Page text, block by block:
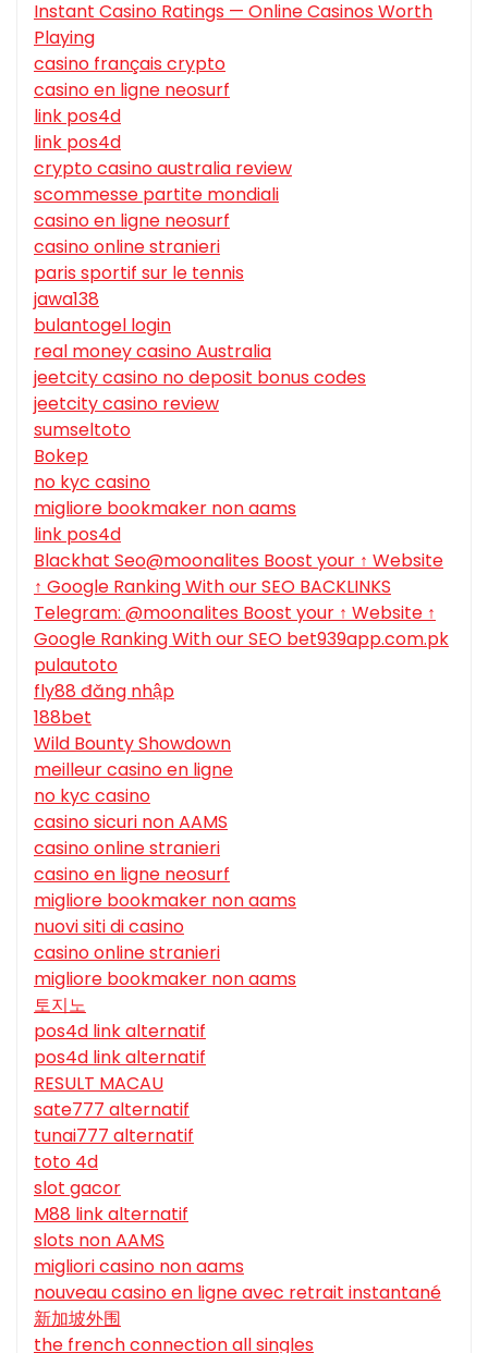
Instant Casino Ratings — Online Casinos Worth
Playing
casino français crypto
casino en ligne neosurf
link pos4d
link pos4d
crypto casino australia review
scommesse partite mondiali
casino en ligne neosurf
casino online stranieri
paris sportif sur le tennis
jawa138
bulantogel login
real money casino Australia
jeetcity casino no deposit bonus codes
jeetcity casino review
sumseltoto
Bokep
no kyc casino
migliore bookmaker non aams
link pos4d
Blackhat Seo@moonalites Boost your ↑ Website
↑ Google Ranking With our SEO BACKLINKS
Telegram: @moonalites Boost your ↑ Website ↑
Google Ranking With our SEO bet939app.com.pk
pulautoto
fly88 đăng nhập
188bet
Wild Bounty Showdown
meilleur casino en ligne
no kyc casino
casino sicuri non AAMS
casino online stranieri
casino en ligne neosurf
migliore bookmaker non aams
nuovi siti di casino
casino online stranieri
migliore bookmaker non aams
토지노
pos4d link alternatif
pos4d link alternatif
RESULT MACAU
sate777 alternatif
tunai777 alternatif
toto 4d
slot gacor
M88 link alternatif
slots non AAMS
migliori casino non aams
nouveau casino en ligne avec retrait instantané
新加坡外围
the french connection all singles